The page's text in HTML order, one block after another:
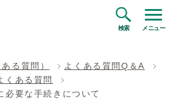
検索 メニュー
る質問）
よくある質問Q＆A
くある質問
必要な手続きについて